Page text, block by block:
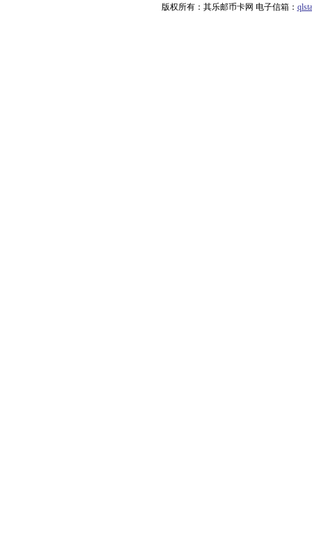
版权所有：其乐邮币卡网 电子信箱：